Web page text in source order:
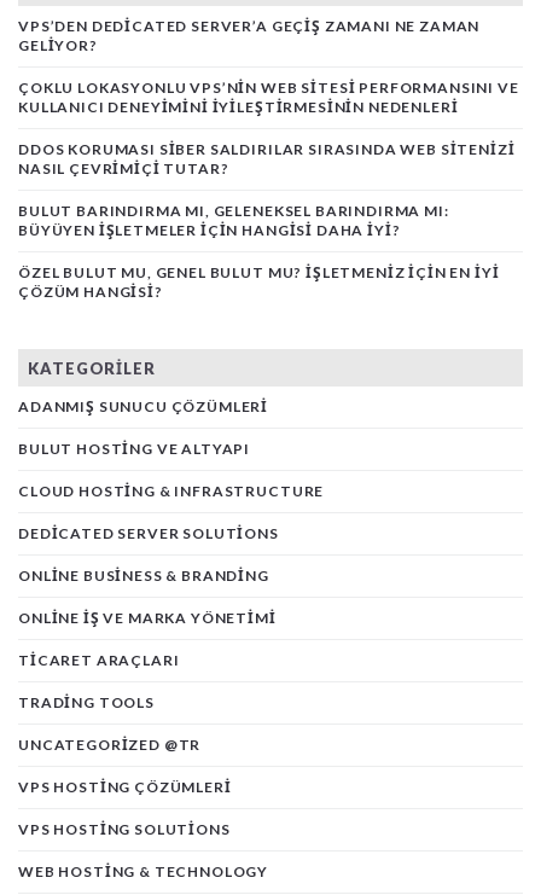
VPS’DEN DEDICATED SERVER’A GEÇIŞ ZAMANI NE ZAMAN
GELIYOR?
ÇOKLU LOKASYONLU VPS’NIN WEB SITESI PERFORMANSINI VE
KULLANICI DENEYIMINI İYILEŞTIRMESININ NEDENLERI
DDOS KORUMASI SIBER SALDIRILAR SIRASINDA WEB SITENIZI
NASIL ÇEVRIMIÇI TUTAR?
BULUT BARINDIRMA MI, GELENEKSEL BARINDIRMA MI:
BÜYÜYEN İŞLETMELER İÇIN HANGISI DAHA İYI?
ÖZEL BULUT MU, GENEL BULUT MU? İŞLETMENIZ İÇIN EN İYI
ÇÖZÜM HANGISI?
KATEGORILER
ADANMIŞ SUNUCU ÇÖZÜMLERI
BULUT HOSTING VE ALTYAPI
CLOUD HOSTING & INFRASTRUCTURE
DEDICATED SERVER SOLUTIONS
ONLINE BUSINESS & BRANDING
ONLINE İŞ VE MARKA YÖNETIMI
TICARET ARAÇLARI
TRADING TOOLS
UNCATEGORIZED @TR
VPS HOSTING ÇÖZÜMLERI
VPS HOSTING SOLUTIONS
WEB HOSTING & TECHNOLOGY